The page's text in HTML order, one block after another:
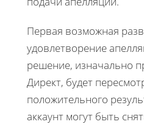
Первая возможная
удовлетворение
решение, изначально
Директ, будет
положительного
аккаунт могут быть